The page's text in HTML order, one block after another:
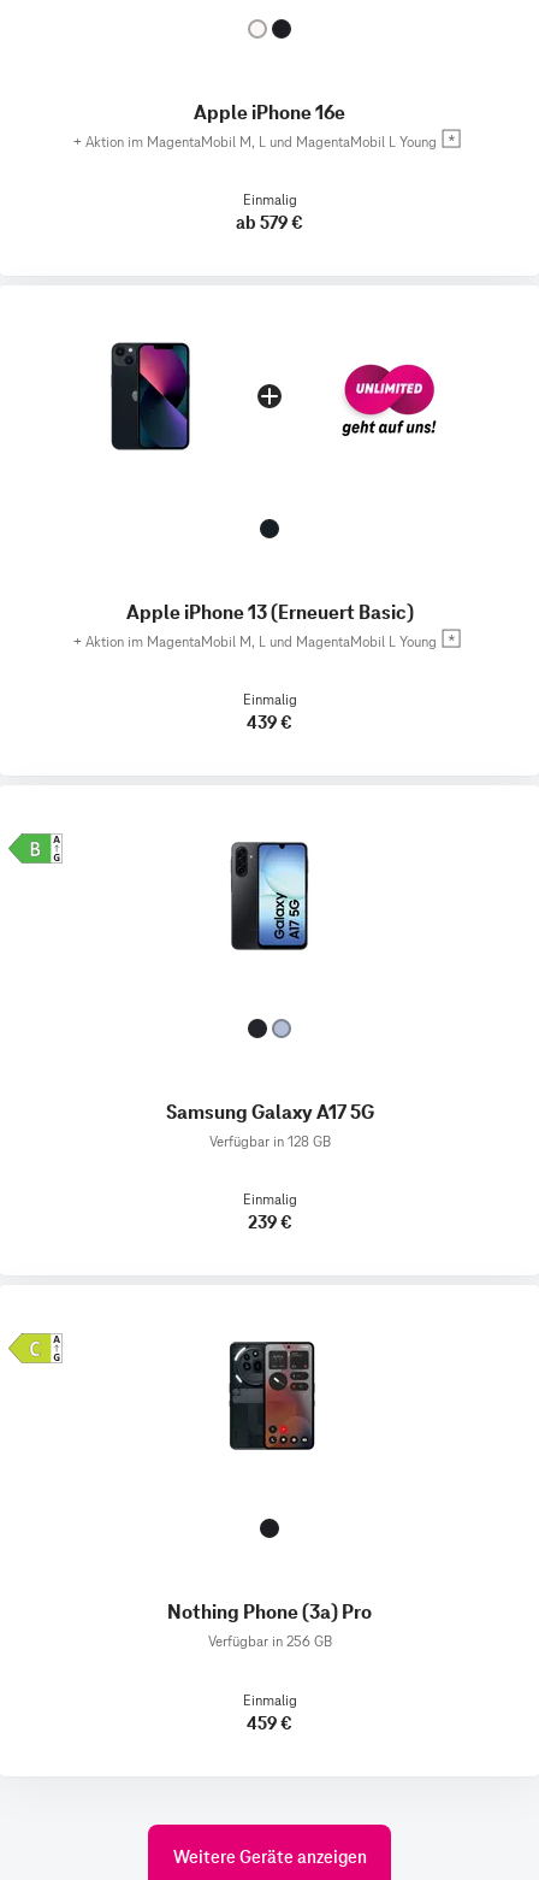
Apple iPhone 16e
+ Aktion im MagentaMobil M, L und MagentaMobil L Young
Einmalig
ab 579 €
Apple iPhone 13 (Erneuert Basic)
+ Aktion im MagentaMobil M, L und MagentaMobil L Young
Einmalig
439 €
Samsung Galaxy A17 5G
Verfügbar in 128 GB
Einmalig
239 €
Nothing Phone (3a) Pro
Verfügbar in 256 GB
Einmalig
459 €
Weitere Geräte anzeigen